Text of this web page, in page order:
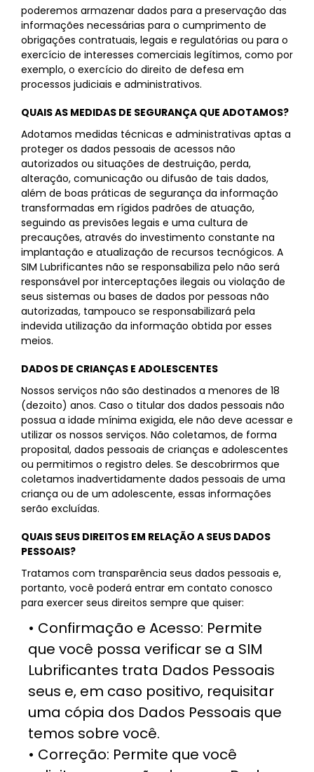
poderemos armazenar dados para a preservação das
informações necessárias para o cumprimento de
obrigações contratuais, legais e regulatórias ou para o
exercício de interesses comerciais legítimos, como por
exemplo, o exercício do direito de defesa em
processos judiciais e administrativos.
QUAIS AS MEDIDAS DE SEGURANÇA QUE ADOTAMOS?
Adotamos medidas técnicas e administrativas aptas a
proteger os dados pessoais de acessos não
autorizados ou situações de destruição, perda,
alteração, comunicação ou difusão de tais dados,
além de boas práticas de segurança da informação
transformadas em rígidos padrões de atuação,
seguindo as previsões legais e uma cultura de
precauções, através do investimento constante na
implantação e atualização de recursos tecnógicos. A
SIM Lubrificantes não se responsabiliza pelo não será
responsável por interceptações ilegais ou violação de
seus sistemas ou bases de dados por pessoas não
autorizadas, tampouco se responsabilizará pela
indevida utilização da informação obtida por esses
meios.
DADOS DE CRIANÇAS E ADOLESCENTES
Nossos serviços não são destinados a menores de 18
(dezoito) anos. Caso o titular dos dados pessoais não
possua a idade mínima exigida, ele não deve acessar e
utilizar os nossos serviços. Não coletamos, de forma
proposital, dados pessoais de crianças e adolescentes
ou permitimos o registro deles. Se descobrirmos que
coletamos inadvertidamente dados pessoais de uma
criança ou de um adolescente, essas informações
serão excluídas.
QUAIS SEUS DIREITOS EM RELAÇÃO A SEUS DADOS
PESSOAIS?
Tratamos com transparência seus dados pessoais e,
portanto, você poderá entrar em contato conosco
para exercer seus direitos sempre que quiser:
• Confirmação e Acesso: Permite
que você possa verificar se a SIM
Lubrificantes trata Dados Pessoais
seus e, em caso positivo, requisitar
uma cópia dos Dados Pessoais que
temos sobre você.
• Correção: Permite que você